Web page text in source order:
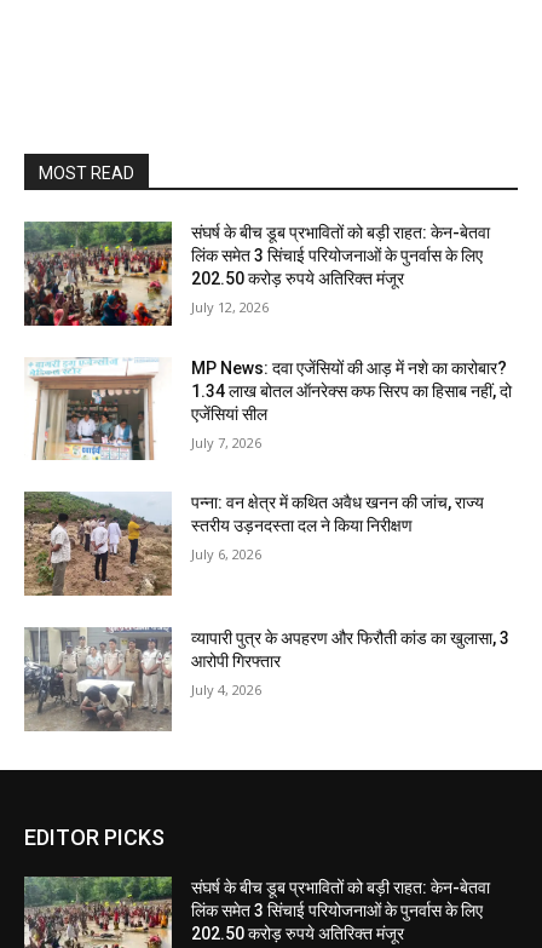
MOST READ
संघर्ष के बीच डूब प्रभावितों को बड़ी राहत: केन-बेतवा
लिंक समेत 3 सिंचाई परियोजनाओं के पुनर्वास के लिए
202.50 करोड़ रुपये अतिरिक्त मंजूर
July 12, 2026
MP News: दवा एजेंसियों की आड़ में नशे का कारोबार?
1.34 लाख बोतल ऑनरेक्स कफ सिरप का हिसाब नहीं, दो
एजेंसियां सील
July 7, 2026
पन्ना: वन क्षेत्र में कथित अवैध खनन की जांच, राज्य
स्तरीय उड़नदस्ता दल ने किया निरीक्षण
July 6, 2026
व्यापारी पुत्र के अपहरण और फिरौती कांड का खुलासा, 3
आरोपी गिरफ्तार
July 4, 2026
EDITOR PICKS
संघर्ष के बीच डूब प्रभावितों को बड़ी राहत: केन-बेतवा
लिंक समेत 3 सिंचाई परियोजनाओं के पुनर्वास के लिए
202.50 करोड़ रुपये अतिरिक्त मंजूर